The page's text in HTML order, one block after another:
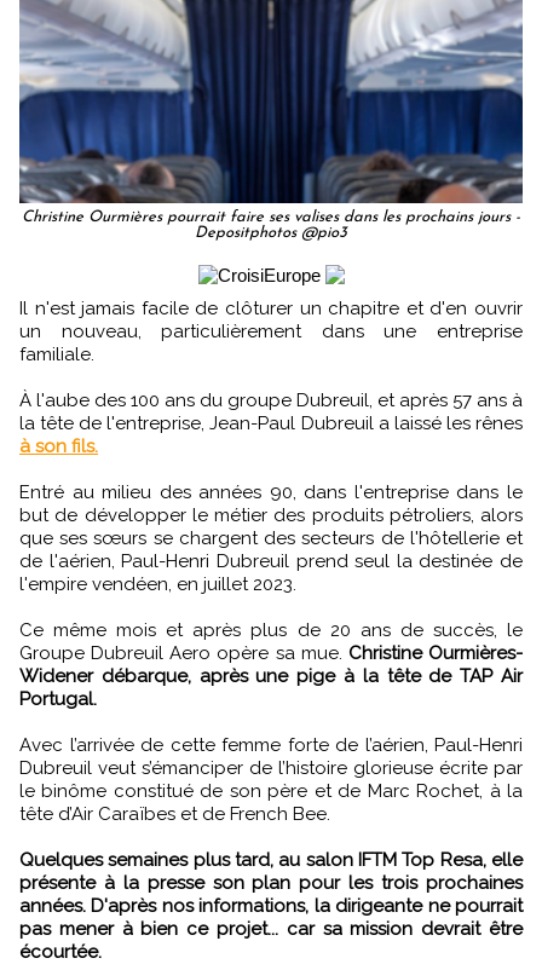
Christine Ourmières pourrait faire ses valises dans les prochains jours -
Depositphotos @pio3
Il n'est jamais facile de clôturer un chapitre et d'en ouvrir
un nouveau, particulièrement dans une entreprise
familiale.
À l'aube des 100 ans du groupe Dubreuil, et après 57 ans à
la tête de l'entreprise, Jean-Paul Dubreuil a laissé les rênes
à son fils.
Entré au milieu des années 90, dans l'entreprise dans le
but de développer le métier des produits pétroliers, alors
que ses sœurs se chargent des secteurs de l'hôtellerie et
de l'aérien, Paul-Henri Dubreuil prend seul la destinée de
l'empire vendéen, en juillet 2023.
Ce même mois et après plus de 20 ans de succès, le
Groupe Dubreuil Aero opère sa mue. Christine Ourmières-
Widener débarque, après une pige à la tête de TAP Air
Portugal.
Avec l’arrivée de cette femme forte de l’aérien, Paul-Henri
Dubreuil veut s’émanciper de l’histoire glorieuse écrite par
le binôme constitué de son père et de Marc Rochet, à la
tête d’Air Caraïbes et de French Bee.
Quelques semaines plus tard, au salon IFTM Top Resa, elle
présente à la presse son plan pour les trois prochaines
années. D'après nos informations, la dirigeante ne pourrait
pas mener à bien ce projet... car sa mission devrait être
écourtée.